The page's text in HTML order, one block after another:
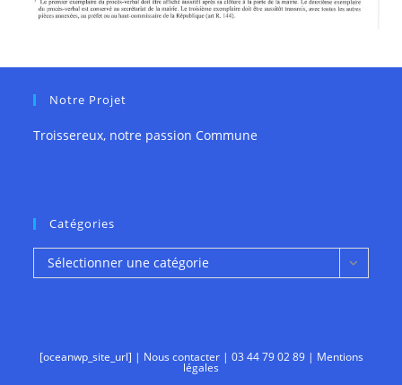
Notre Projet
Troissereux, notre passion Commune
Catégories
Catégories
Sélectionner une catégorie
[oceanwp_site_url] | Nous contacter| 03 44 79 02 89| Mentions
légales